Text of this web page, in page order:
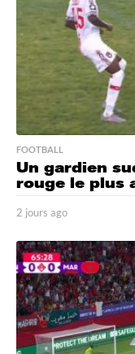
FOOTBALL
Un gardien
rouge le plus
2 jours ago
o
u
r
s
a
g
o